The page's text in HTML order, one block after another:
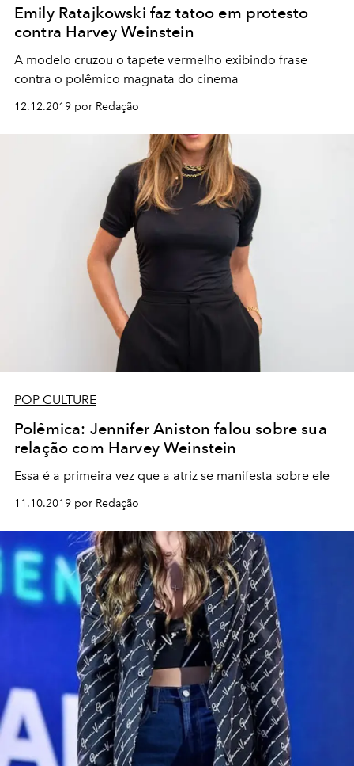
Emily Ratajkowski faz tatoo em protesto
contra Harvey Weinstein
A modelo cruzou o tapete vermelho exibindo frase
contra o polêmico magnata do cinema
12.12.2019 por Redação
POP CULTURE
Polêmica: Jennifer Aniston falou sobre sua
relação com Harvey Weinstein
Essa é a primeira vez que a atriz se manifesta sobre ele
11.10.2019 por Redação